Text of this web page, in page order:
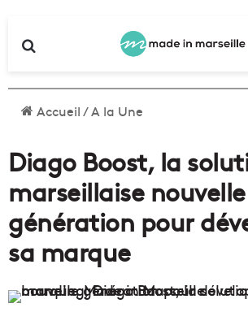
Accueil/A la Une
Diago Boost, la
marseillaise nouvelle
génération pour
sa marque